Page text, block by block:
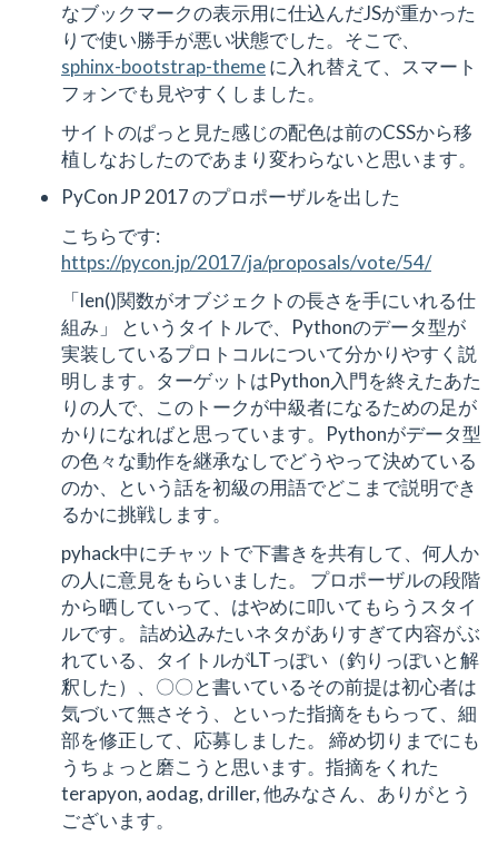
なブックマークの表示用に仕込んだJSが重かった
りで使い勝手が悪い状態でした。そこで、
sphinx-bootstrap-themeに入れ替えて、スマート
フォンでも見やすくしました。
サイトのぱっと見た感じの配色は前のCSSから移
植しなおしたのであまり変わらないと思います。
PyCon JP 2017 のプロポーザルを出した
こちらです:
https://pycon.jp/2017/ja/proposals/vote/54/
「len()関数がオブジェクトの長さを手にいれる仕
組み」 というタイトルで、Pythonのデータ型が
実装しているプロトコルについて分かりやすく説
明します。ターゲットはPython入門を終えたあた
りの人で、このトークが中級者になるための足が
かりになればと思っています。Pythonがデータ型
の色々な動作を継承なしでどうやって決めている
のか、という話を初級の用語でどこまで説明でき
るかに挑戦します。
pyhack中にチャットで下書きを共有して、何人か
の人に意見をもらいました。 プロポーザルの段階
から晒していって、はやめに叩いてもらうスタイ
ルです。 詰め込みたいネタがありすぎて内容がぶ
れている、タイトルがLTっぽい（釣りっぽいと解
釈した）、〇〇と書いているその前提は初心者は
気づいて無さそう、といった指摘をもらって、細
部を修正して、応募しました。 締め切りまでにも
うちょっと磨こうと思います。指摘をくれた
terapyon, aodag, driller, 他みなさん、ありがとう
ございます。